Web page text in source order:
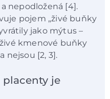
nepodložená [4].
pojem „živé buňky
jako mýtus –
kmenové buňky
nejsou [2, 3].
placenty je